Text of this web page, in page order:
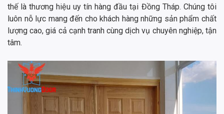
thế là thương hiệu uy tín hàng đầu tại Đồng Tháp. Chúng tôi
luôn nỗ lực mang đến cho khách hàng những sản phẩm chất
lượng cao, giá cả cạnh tranh cùng dịch vụ chuyên nghiệp, tận
tâm.